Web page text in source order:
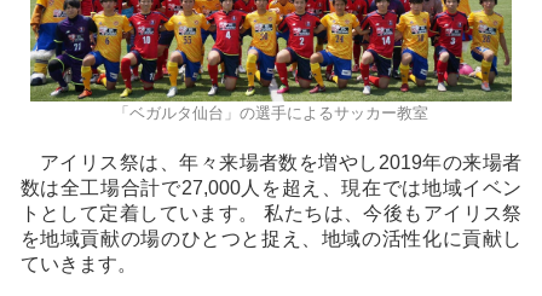
「ベガルタ仙台」の選手によるサッカー教室
アイリス祭は、年々来場者数を増やし2019年の来場者
数は全工場合計で27,000人を超え、現在では地域イベン
トとして定着しています。 私たちは、今後もアイリス祭
を地域貢献の場のひとつと捉え、地域の活性化に貢献し
ていきます。